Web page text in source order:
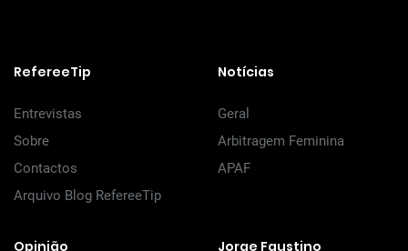
RefereeTip
Entrevistas
Sobre
Contactos
Arquivo Blog RefereeTip
Notícias
Geral
Arbitragem Feminina
APAF
Opinião Jorge Faustino